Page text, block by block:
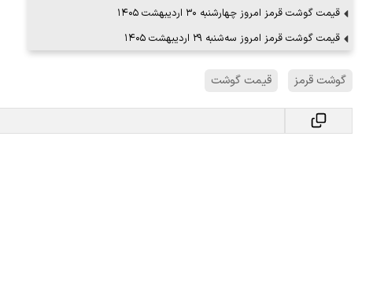
قیمت گوشت قرمز امروز چهارشنبه ۳۰ اردیبهشت ۱۴۰۵
قیمت گوشت قرمز امروز سه‌شنبه ۲۹ اردیبهشت ۱۴۰۵
گوشت قرمز قیمت گوشت